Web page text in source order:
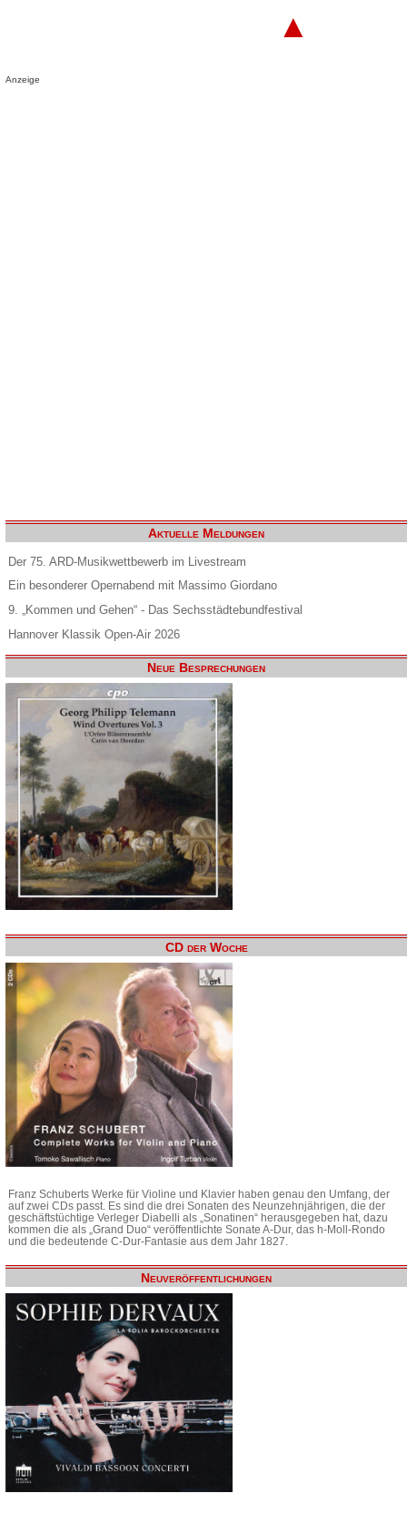
▲
Anzeige
Aktuelle Meldungen
Der 75. ARD-Musikwettbewerb im Livestream
Ein besonderer Opernabend mit Massimo Giordano
9. „Kommen und Gehen“ - Das Sechsstädtebundfestival
Hannover Klassik Open-Air 2026
Neue Besprechungen
CD der Woche
Franz Schuberts Werke für Violine und Klavier haben genau den Umfang, der
auf zwei CDs passt. Es sind die drei Sonaten des Neunzehnjährigen, die der
geschäftstüchtige Verleger Diabelli als „Sonatinen“ herausgegeben hat, dazu
kommen die als „Grand Duo“ veröffentlichte Sonate A-Dur, das h-Moll-Rondo
und die bedeutende C-Dur-Fantasie aus dem Jahr 1827.
Neuveröffentlichungen